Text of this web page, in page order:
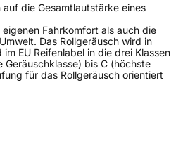
die Gesamtlautstärke eines
Fahrkomfort als auch die
Das Rollgeräusch wird in
EU Reifenlabel in die drei Klassen
bis C (höchste
für das Rollgeräusch orientiert